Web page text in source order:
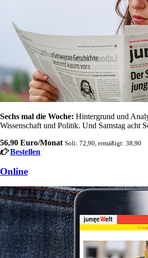
Sechs mal die Woche: Hintergrund und
Wissenschaft und Politik. Und Samstag acht
56,90 Euro/Monat Soli: 72,90, ermäßigt: 38,90
Bestellen
Online